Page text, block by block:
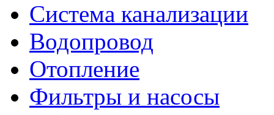
Система канализации
Водопровод
Отопление
Фильтры и насосы